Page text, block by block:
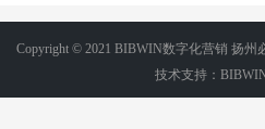
Copyright © 2021 BIBWIN数字化营销 扬州
技术支持：
电话/微信